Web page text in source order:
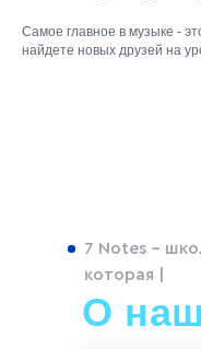
Самое главное в музыке -
найдете новых друзей на
7 Notes –
которая |
О